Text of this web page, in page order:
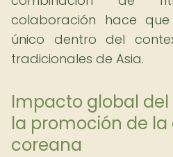
colaboración hace
único dentro del
tradicionales de Asia.
Impacto global del
la promoción de
coreana